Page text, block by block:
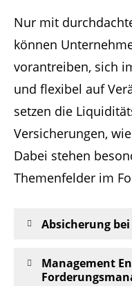
Nur mit
können
vorantreiben, sich
und flexibel auf
setzen die
Versicherungen,
Dabei stehen
Themenfelder im
Absicherung
Management